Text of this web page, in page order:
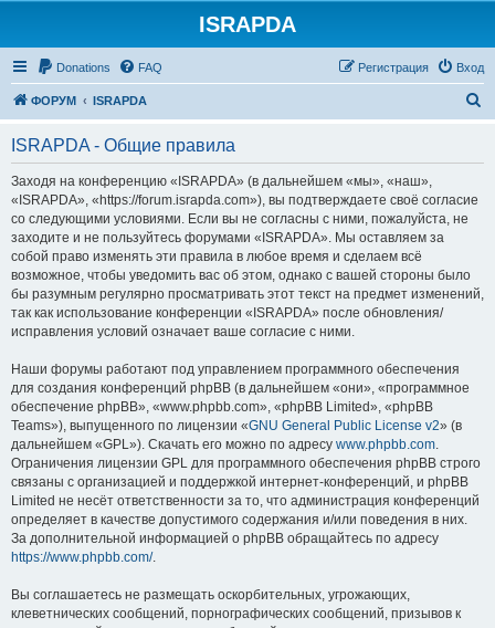
ISRAPDA
Donations FAQ Вход
Регистрация
ФОРУМ ISRAPDA
ISRAPDA - Общие правила
Заходя на конференцию «ISRAPDA» (в дальнейшем «мы», «наш»,
«ISRAPDA», «https://forum.israpda.com»), вы подтверждаете своё согласие
со следующими условиями. Если вы не согласны с ними, пожалуйста, не
заходите и не пользуйтесь форумами «ISRAPDA». Мы оставляем за
собой право изменять эти правила в любое время и сделаем всё
возможное, чтобы уведомить вас об этом, однако с вашей стороны было
бы разумным регулярно просматривать этот текст на предмет изменений,
так как использование конференции «ISRAPDA» после обновления/
исправления условий означает ваше согласие с ними.
Наши форумы работают под управлением программного обеспечения
для создания конференций phpBB (в дальнейшем «они», «программное
обеспечение phpBB», «www.phpbb.com», «phpBB Limited», «phpBB
Teams»), выпущенного по лицензии «GNU General Public License v2» (в
дальнейшем «GPL»). Скачать его можно по адресу www.phpbb.com.
Ограничения лицензии GPL для программного обеспечения phpBB строго
связаны с организацией и поддержкой интернет-конференций, и phpBB
Limited не несёт ответственности за то, что администрация конференций
определяет в качестве допустимого содержания и/или поведения в них.
За дополнительной информацией о phpBB обращайтесь по адресу
https://www.phpbb.com/.
Вы соглашаетесь не размещать оскорбительных, угрожающих,
клеветнических сообщений, порнографических сообщений, призывов к